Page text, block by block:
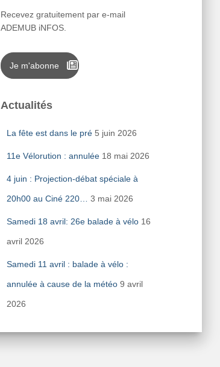
Recevez gratuitement par e-mail
ADEMUB iNFOS.
Je m'abonne
Actualités
La fête est dans le pré 5 juin 2026
11e Vélorution : annulée 18 mai 2026
4 juin : Projection-débat spéciale à
20h00 au Ciné 220… 3 mai 2026
Samedi 18 avril: 26e balade à vélo 16
avril 2026
Samedi 11 avril : balade à vélo :
annulée à cause de la météo 9 avril
2026